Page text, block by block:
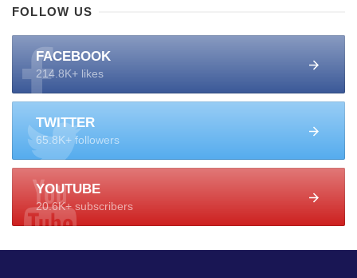
FOLLOW US
FACEBOOK
214.8K+ likes
TWITTER
65.8K+ followers
YOUTUBE
20.6K+ subscribers